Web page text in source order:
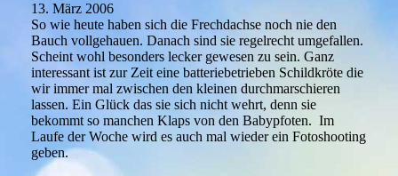
13. März 2006
So wie heute haben sich die Frechdachse noch nie den
Bauch vollgehauen. Danach sind sie regelrecht umgefallen.
Scheint wohl besonders lecker gewesen zu sein. Ganz
interessant ist zur Zeit eine batteriebetrieben Schildkröte die
wir immer mal zwischen den kleinen durchmarschieren
lassen. Ein Glück das sie sich nicht wehrt, denn sie
bekommt so manchen Klaps von den Babypfoten. Im
Laufe der Woche wird es auch mal wieder ein Fotoshooting
geben.